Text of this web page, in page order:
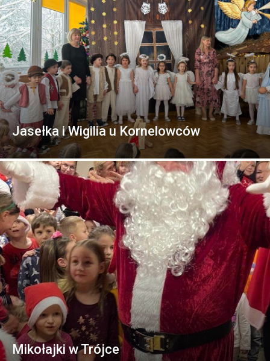
Jasełka i Wigilia u Kornelowców
Mikołajki w Trójce